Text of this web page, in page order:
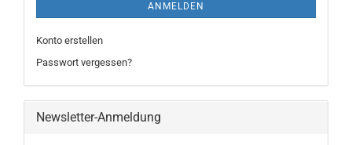
ANMELDEN
Konto erstellen
Passwort vergessen?
Newsletter-Anmeldung